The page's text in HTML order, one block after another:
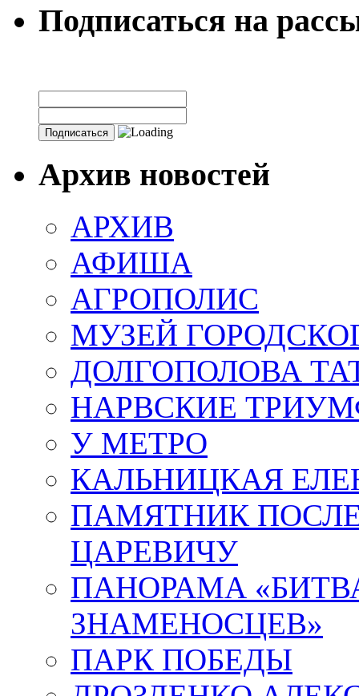
Подписаться на
Архив новостей
АРХИВ
АФИША
АГРОПОЛИС
МУЗЕЙ
ДОЛГОПОЛОВА
НАРВСКИЕ
У МЕТРО
КАЛЬНИЦКАЯ
ПАМЯТНИК
ЦАРЕВИЧУ
ПАНОРАМА
ЗНАМЕНОСЦЕВ»
ПАРК ПОБЕДЫ